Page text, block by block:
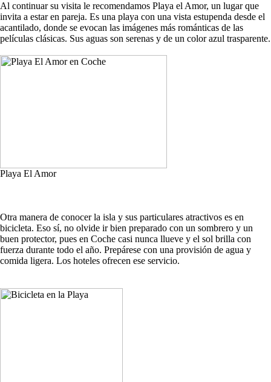
Al continuar su visita le recomendamos Playa el Amor, un lugar que
invita a estar en pareja. Es una playa con una vista estupenda desde el
acantilado, donde se evocan las imágenes más románticas de las
películas clásicas. Sus aguas son serenas y de un color azul trasparente.
Playa El Amor
Otra manera de conocer la isla y sus particulares atractivos es en
bicicleta. Eso sí, no olvide ir bien preparado con un sombrero y un
buen protector, pues en Coche casi nunca llueve y el sol brilla con
fuerza durante todo el año. Prepárese con una provisión de agua y
comida ligera. Los hoteles ofrecen ese servicio.